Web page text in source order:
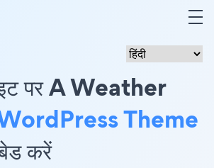
पर A Weather
Theme
करें